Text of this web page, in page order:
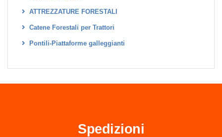
ATTREZZATURE FORESTALI
Catene Forestali per Trattori
Pontili-Piattaforme galleggianti
Spedizioni